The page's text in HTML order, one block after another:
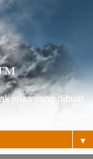
jelas yang dibuat
▼